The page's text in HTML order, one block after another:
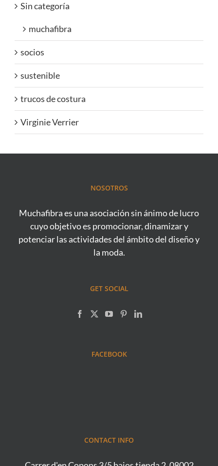
Sin categoría
muchafibra
socios
sustenible
trucos de costura
Virginie Verrier
NOSOTROS
Muchafibra es una asociación sin ánimo de lucro
cuyo objetivo es promocionar, dinamizar y
potenciar las actividades del ámbito del diseño y
la moda.
GET SOCIAL
FACEBOOK
CONTACT INFO